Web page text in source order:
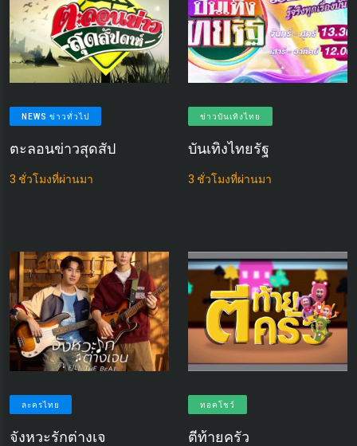
NEWS ข่าวทั่วไป
ตะลอนข่าวสุดสัป
3 ชั่วโมงที่ผ่านมา
ข่าวบันเทิงไทย
บันเทิงไทยรัฐ
3 ชั่วโมงที่ผ่านมา
ละครไทย
จังหวะรักต่างเจ
ทอคโชว์
ตีท้ายครัว